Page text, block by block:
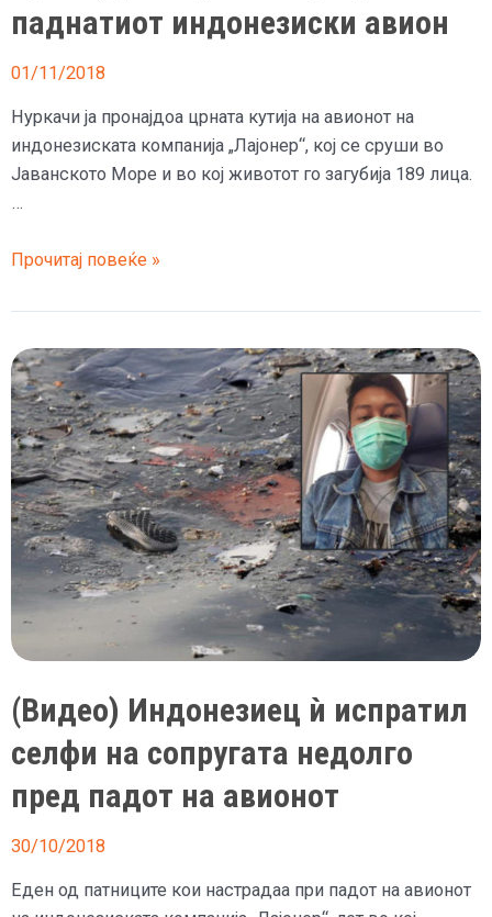
паднатиот индонезиски авион
01/11/2018
Нуркачи ја пронајдоа црната кутија на авионот на
индонезиската компанија „Лајонер“, кој се сруши во
Јаванското Море и во кој животот го загубија 189 лица.
…
Пронајдена
кутија
на
паднатиот
индонезиски
авион
Прочитај повеќе »
(Видео) Индонезиец ѝ испратил
селфи на сопругата недолго
пред падот на авионот
30/10/2018
Еден од патниците кои настрадаа при падот на авионот